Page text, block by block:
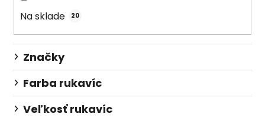
d
u
k
o
Na sklade 20
Značky
Farba rukavíc
Veľkosť rukavíc